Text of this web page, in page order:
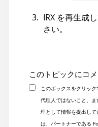
IRX を再生成
さい。
このトピックにコ
このボックスをクリッ
代理人ではないこと、
理として情報を提出し
は、パートナーである